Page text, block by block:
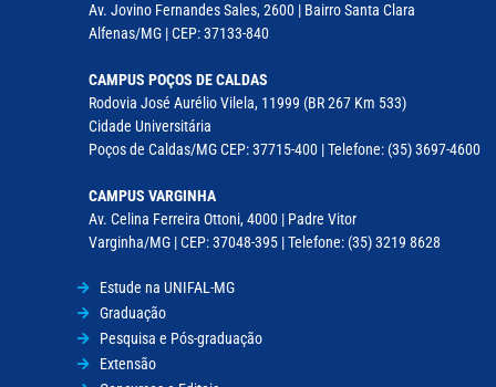
Av. Jovino Fernandes Sales, 2600 | Bairro Santa Clara
Alfenas/MG | CEP: 37133-840
CAMPUS POÇOS DE CALDAS
Rodovia José Aurélio Vilela, 11999 (BR 267 Km 533)
Cidade Universitária
Poços de Caldas/MG CEP: 37715-400 | Telefone: (35) 3697-4600
CAMPUS VARGINHA
Av. Celina Ferreira Ottoni, 4000 | Padre Vitor
Varginha/MG | CEP: 37048-395 | Telefone: (35) 3219 8628
Estude na UNIFAL-MG
Graduação
Pesquisa e Pós-graduação
Extensão